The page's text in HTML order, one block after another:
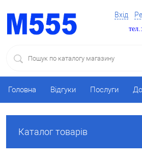
Вхід
Головна Відгуки Послуги
Каталог товарів